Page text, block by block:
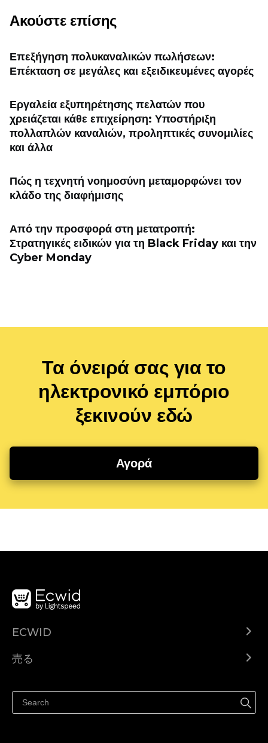
Ακούστε επίσης
Επεξήγηση πολυκαναλικών πωλήσεων:
Επέκταση σε μεγάλες και εξειδικευμένες αγορές
Εργαλεία εξυπηρέτησης πελατών που
χρειάζεται κάθε επιχείρηση: Υποστήριξη
πολλαπλών καναλιών, προληπτικές συνομιλίες
και άλλα
Πώς η τεχνητή νοημοσύνη μεταμορφώνει τον
κλάδο της διαφήμισης
Από την προσφορά στη μετατροπή:
Στρατηγικές ειδικών για τη Black Friday και την
Cyber ​​Monday
Τα όνειρά σας για το
ηλεκτρονικό εμπόριο
ξεκινούν εδώ
Αγορά
ECWID
ヘルプセンター
売る
Facebookで販売する
Instagramで販売する